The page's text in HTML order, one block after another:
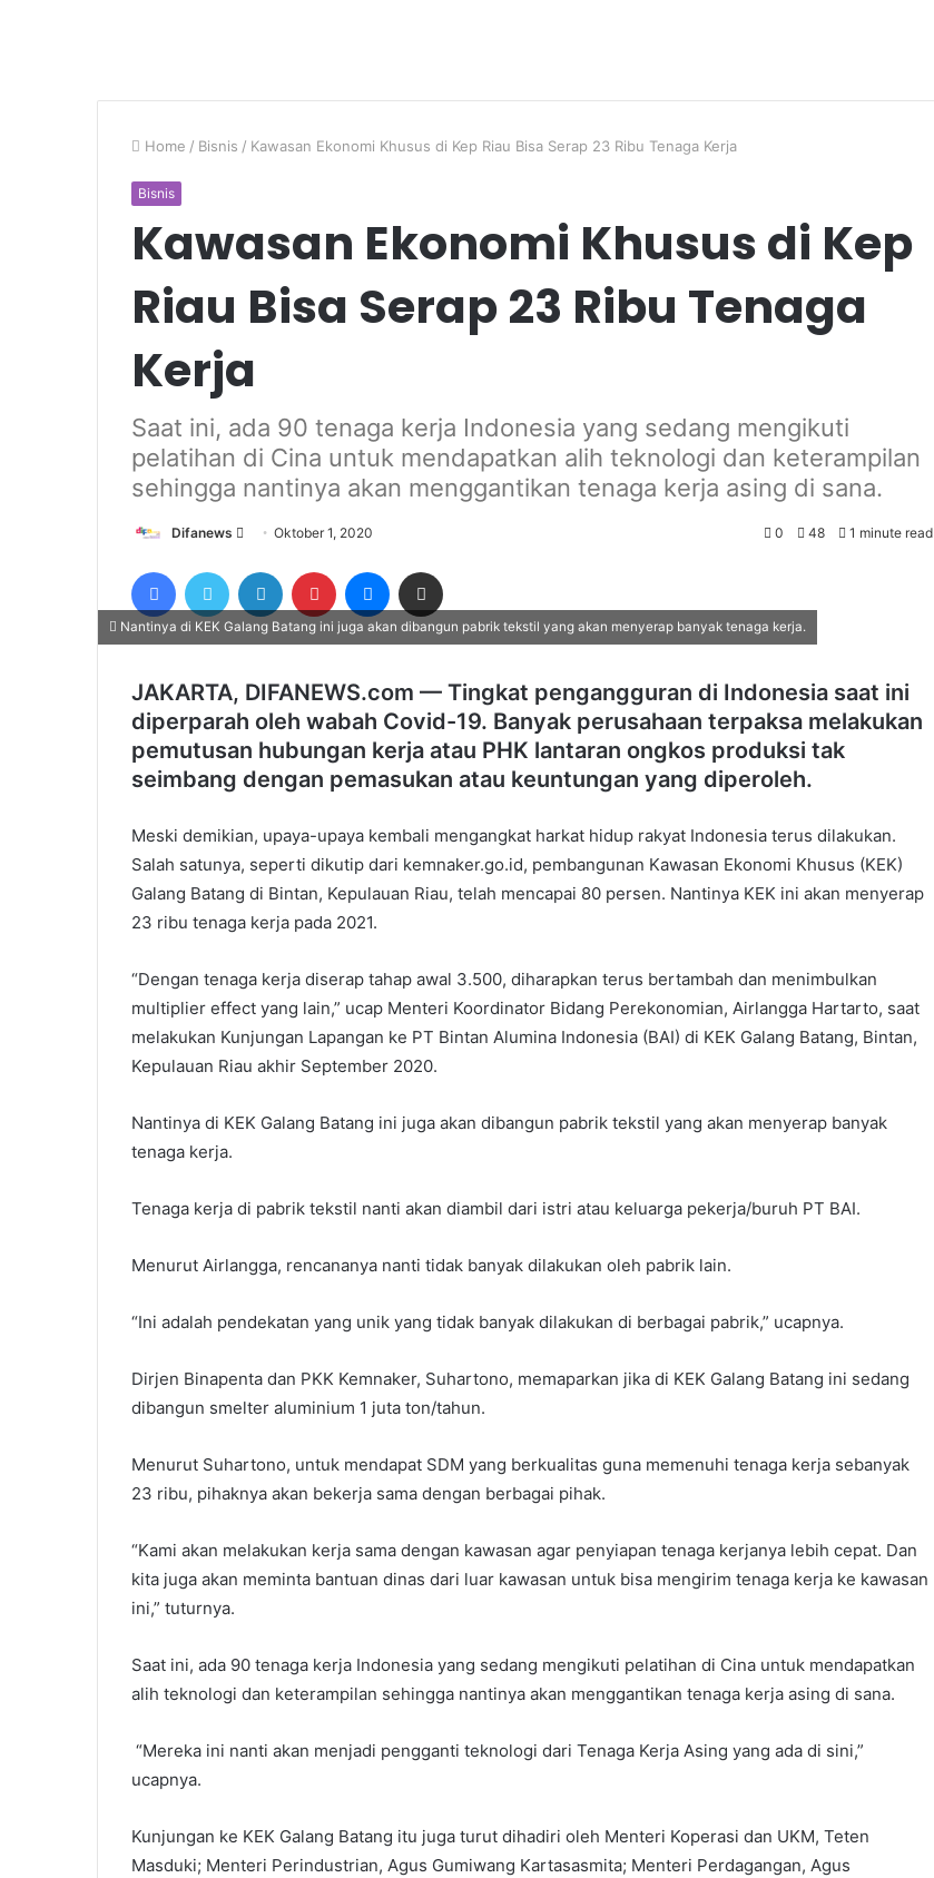
Home / Bisnis / Kawasan Ekonomi Khusus di Kep Riau Bisa Serap 23 Ribu Tenaga Kerja
Bisnis
Kawasan Ekonomi Khusus di Kep
Riau Bisa Serap 23 Ribu Tenaga
Kerja
Saat ini, ada 90 tenaga kerja Indonesia yang sedang mengikuti
pelatihan di Cina untuk mendapatkan alih teknologi dan keterampilan
sehingga nantinya akan menggantikan tenaga kerja asing di sana.
Difanews
Send
email
Oktober 1, 2020 0 48 1 minute read
FacebookTwitter LinkedIn Pinterest Messenger
Nantinya di KEK Galang Batang ini juga akan dibangun pabrik tekstil yang akan menyerap banyak tenaga kerja.
JAKARTA, DIFANEWS.com — Tingkat pengangguran di Indonesia saat ini
diperparah oleh wabah Covid-19. Banyak perusahaan terpaksa melakukan
pemutusan hubungan kerja atau PHK lantaran ongkos produksi tak
seimbang dengan pemasukan atau keuntungan yang diperoleh.
Meski demikian, upaya-upaya kembali mengangkat harkat hidup rakyat Indonesia terus dilakukan.
Salah satunya, seperti dikutip dari kemnaker.go.id, pembangunan Kawasan Ekonomi Khusus (KEK)
Galang Batang di Bintan, Kepulauan Riau, telah mencapai 80 persen. Nantinya KEK ini akan menyerap
23 ribu tenaga kerja pada 2021.
“Dengan tenaga kerja diserap tahap awal 3.500, diharapkan terus bertambah dan menimbulkan
multiplier effect yang lain,” ucap Menteri Koordinator Bidang Perekonomian, Airlangga Hartarto, saat
melakukan Kunjungan Lapangan ke PT Bintan Alumina Indonesia (BAI) di KEK Galang Batang, Bintan,
Kepulauan Riau akhir September 2020.
Nantinya di KEK Galang Batang ini juga akan dibangun pabrik tekstil yang akan menyerap banyak
tenaga kerja.
Tenaga kerja di pabrik tekstil nanti akan diambil dari istri atau keluarga pekerja/buruh PT BAI.
Menurut Airlangga, rencananya nanti tidak banyak dilakukan oleh pabrik lain.
“Ini adalah pendekatan yang unik yang tidak banyak dilakukan di berbagai pabrik,” ucapnya.
Dirjen Binapenta dan PKK Kemnaker, Suhartono, memaparkan jika di KEK Galang Batang ini sedang
dibangun smelter aluminium 1 juta ton/tahun.
Menurut Suhartono, untuk mendapat SDM yang berkualitas guna memenuhi tenaga kerja sebanyak
23 ribu, pihaknya akan bekerja sama dengan berbagai pihak.
“Kami akan melakukan kerja sama dengan kawasan agar penyiapan tenaga kerjanya lebih cepat. Dan
kita juga akan meminta bantuan dinas dari luar kawasan untuk bisa mengirim tenaga kerja ke kawasan
ini,” tuturnya.
Saat ini, ada 90 tenaga kerja Indonesia yang sedang mengikuti pelatihan di Cina untuk mendapatkan
alih teknologi dan keterampilan sehingga nantinya akan menggantikan tenaga kerja asing di sana.
“Mereka ini nanti akan menjadi pengganti teknologi dari Tenaga Kerja Asing yang ada di sini,”
ucapnya.
Kunjungan ke KEK Galang Batang itu juga turut dihadiri oleh Menteri Koperasi dan UKM, Teten
Masduki; Menteri Perindustrian, Agus Gumiwang Kartasasmita; Menteri Perdagangan, Agus